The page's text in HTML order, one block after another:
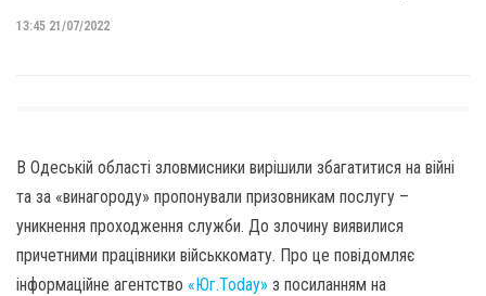
13:45 21/07/2022
В Одеській області зловмисники вирішили збагатитися на війні
та за «винагороду» пропонували призовникам послугу –
уникнення проходження служби. До злочину виявилися
причетними працівники військкомату. Про це повідомляє
інформаційне агентство «Юг.Today» з посиланням на